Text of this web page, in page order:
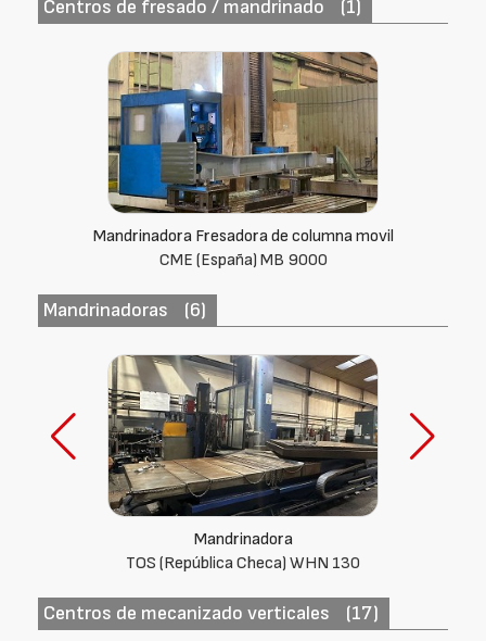
Centros de fresado / mandrinado (1)
Mandrinadora Fresadora de columna movil
CME (España) MB 9000
Mandrinadoras (6)
Mandrinadora
GRAFFENSTADEN AF213
Centros de mecanizado verticales (17)